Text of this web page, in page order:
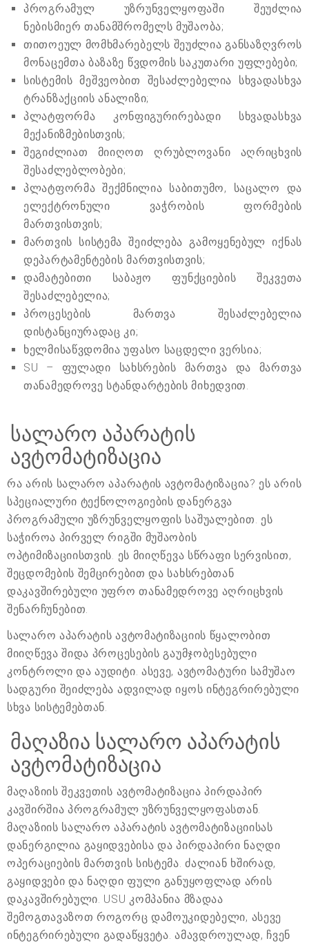
პროგრამულ უზრუნველყოფაში შეუძლია
ნებისმიერ თანამშრომელს მუშაობა;
თითოეულ მომხმარებელს შეუძლია განსაზღვროს
მონაცემთა ბაზაზე წვდომის საკუთარი უფლებები;
სისტემის მეშვეობით შესაძლებელია სხვადასხვა
ტრანზაქციის ანალიზი;
პლატფორმა კონფიგურირებადი სხვადასხვა
მექანიზმებისთვის;
შეგიძლიათ მიიღოთ ღრუბლოვანი აღრიცხვის
შესაძლებლობები;
პლატფორმა შექმნილია საბითუმო, საცალო და
ელექტრონული ვაჭრობის ფორმების
მართვისთვის;
მართვის სისტემა შეიძლება გამოყენებულ იქნას
დეპარტამენტების მართვისთვის;
დამატებითი საბაჟო ფუნქციების შეკვეთა
შესაძლებელია;
პროცესების მართვა შესაძლებელია
დისტანციურადაც კი;
ხელმისაწვდომია უფასო საცდელი ვერსია;
SU – ფულადი სახსრების მართვა და მართვა
თანამედროვე სტანდარტების მიხედვით.
სალარო აპარატის
ავტომატიზაცია
რა არის სალარო აპარატის ავტომატიზაცია? ეს არის
სპეციალური ტექნოლოგიების დანერგვა
პროგრამული უზრუნველყოფის საშუალებით. ეს
საჭიროა პირველ რიგში მუშაობის
ოპტიმიზაციისთვის. ეს მიიღწევა სწრაფი სერვისით,
შეცდომების შემცირებით და სახსრებთან
დაკავშირებული უფრო თანამედროვე აღრიცხვის
შენარჩუნებით.
სალარო აპარატის ავტომატიზაციის წყალობით
მიიღწევა შიდა პროცესების გაუმჯობესებული
კონტროლი და აუდიტი. ასევე, ავტომატური სამუშაო
სადგური შეიძლება ადვილად იყოს ინტეგრირებული
სხვა სისტემებთან.
მაღაზია სალარო აპარატის
ავტომატიზაცია
მაღაზიის შეკვეთის ავტომატიზაცია პირდაპირ
კავშირშია პროგრამულ უზრუნველყოფასთან.
მაღაზიის სალარო აპარატის ავტომატიზაციისას
დანერგილია გაყიდვებისა და პირდაპირი ნაღდი
ოპერაციების მართვის სისტემა. ძალიან ხშირად,
გაყიდვები და ნაღდი ფული განუყოფლად არის
დაკავშირებული. USU კომპანია მზადაა
შემოგთავაზოთ როგორც დამოუკიდებელი, ასევე
ინტეგრირებული გადაწყვეტა. ამავდროულად, ჩვენ